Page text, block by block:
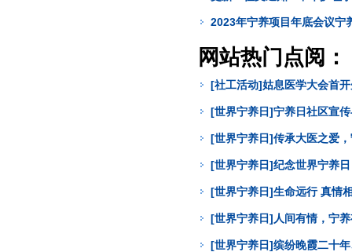
2023年宁养项目年底会议宁
网站热门点阅：
[社工活动]姑息医学大会首
[世界宁养日]宁养日社区宣
[世界宁养日]传承大医之爱
[世界宁养日]纪念世界宁养
[世界宁养日]生命远行 真情
[世界宁养日]人间有情，宁
[世界宁养日]缤纷晚霞二十